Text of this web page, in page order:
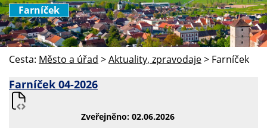
Farníček
Cesta: Město a úřad >Aktuality, zpravodaje> Farníček
Farníček 04-2026
Zveřejněno: 02.06.2026